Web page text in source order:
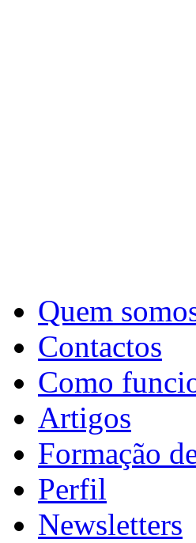
Quem
Contactos
Como
Artigos
Formação
Perfil
Newsletters